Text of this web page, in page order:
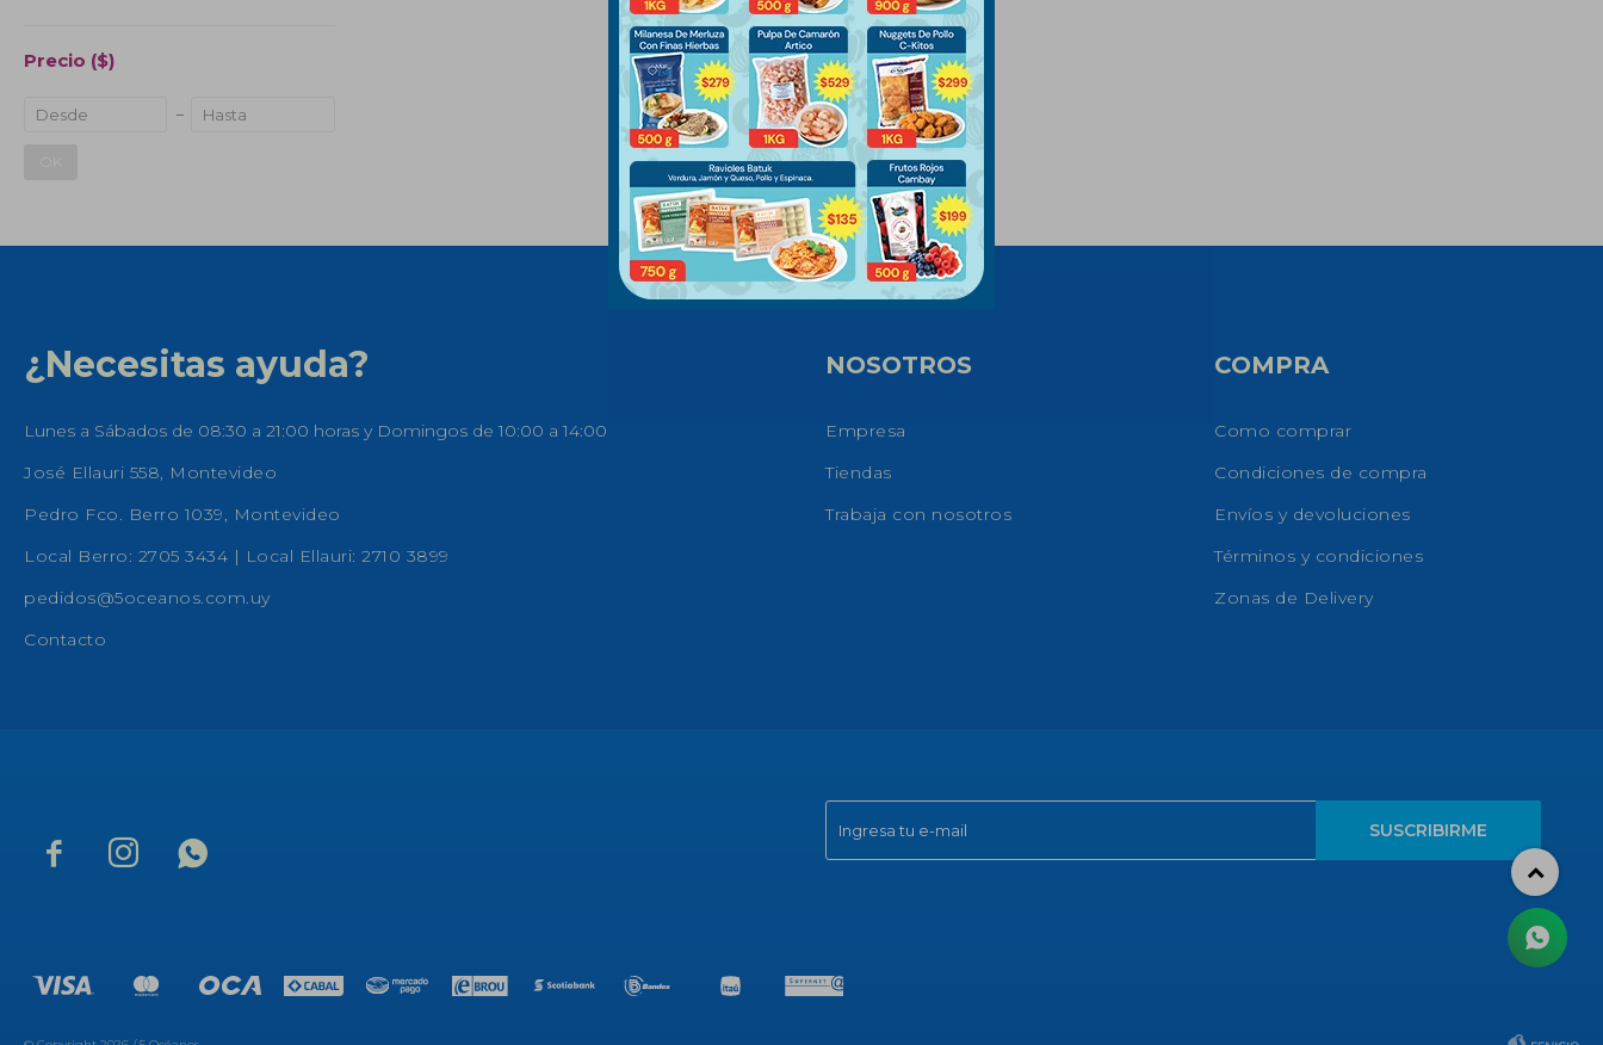
Precio ($)
  
SUSCRIBIRME
¿Necesitas ayuda?
Lunes a Sábados de 08:30 a 21:00 horas y Domingos de 10:00 a 14:00
José Ellauri 558, Montevideo
Pedro Fco. Berro 1039, Montevideo
Local Berro: 2705 3434 | Local Ellauri: 2710 3899
pedidos@5oceanos.com.uy
Contacto
NOSOTROS
Empresa
Tiendas
Trabaja con nosotros
COMPRA
Como comprar
Condiciones de compra
Envíos y devoluciones
Términos y condiciones
Zonas de Delivery